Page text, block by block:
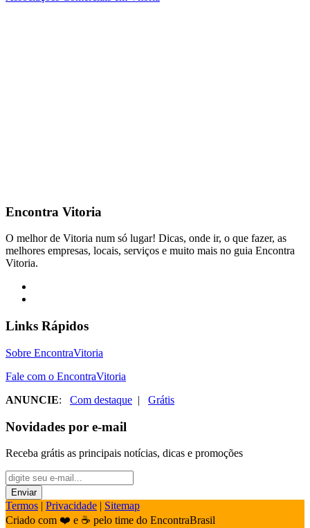
Encontra Vitoria
O melhor de Vitoria num só lugar! Dicas, onde ir, o que fazer, as
melhores empresas, locais, serviços e muito mais no guia Encontra
Vitoria.
Links Rápidos
Sobre EncontraVitoria
Fale com o EncontraVitoria
ANUNCIE: Com destaque | Grátis
Novidades por e-mail
Receba grátis as principais notícias, dicas e promoções
Termos | Privacidade | Sitemap
Criado com ❤️ e ☕ pelo time do EncontraBrasil